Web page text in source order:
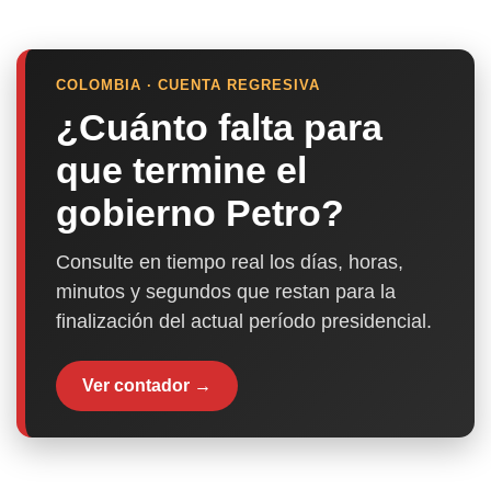
COLOMBIA · CUENTA REGRESIVA
¿Cuánto falta para
que termine el
gobierno Petro?
Consulte en tiempo real los días, horas,
minutos y segundos que restan para la
finalización del actual período presidencial.
Ver contador →